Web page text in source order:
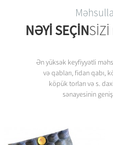
NƏYI SEÇINSIZI
Ən yüksək keyfiyyətli
və qabları, fidan qabı,
köpük torları və s.
sənayesinin